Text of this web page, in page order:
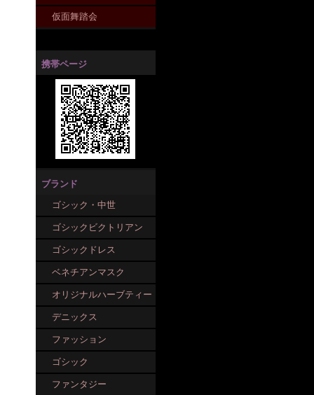
仮面舞踏会
携帯ページ
ブランド
ゴシック・中世
ゴシックビクトリアン
ゴシックドレス
ベネチアンマスク
オリジナルハーブティー
デニックス
ファッション
ゴシック
ファンタジー